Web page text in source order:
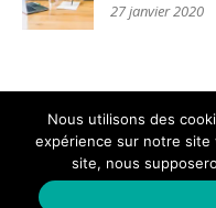
27 janvier 2020
Mentions
Copyright © PM Dignités
Thème
Nous utilisons des
expérience sur notre site
site, nous